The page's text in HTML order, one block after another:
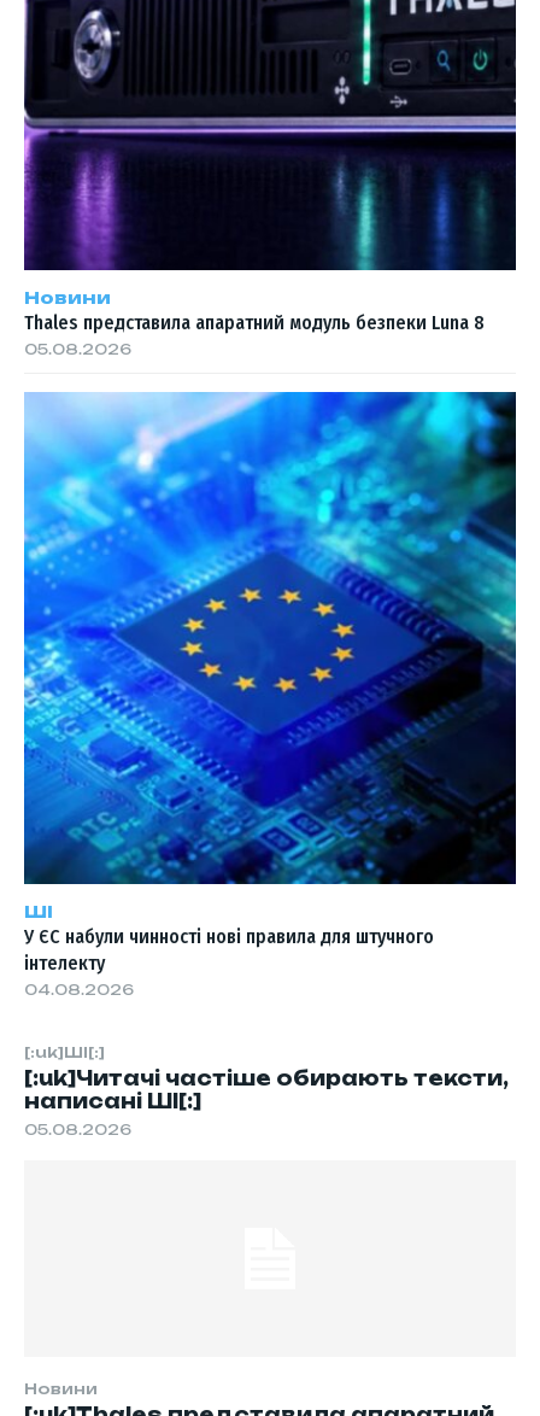
[:uk]ШІ[:]
[:uk]Читачі частіше обирають тексти,
написані ШІ[:]
05.08.2026
Новини
Новини
Thales представила апаратний модуль безпеки Luna 8
05.08.2026
ШІ
У ЄС набули чинності нові правила для штучного
інтелекту
04.08.2026